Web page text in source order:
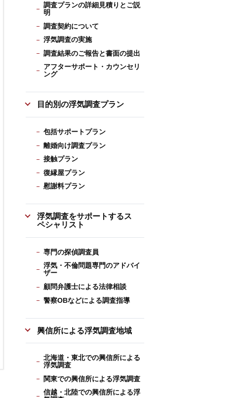
調査プランの詳細見積りとご説
明
調査契約について
浮気調査の実施
調査結果のご報告と書面の提出
アフターサポート・カウンセリ
ング
目的別の浮気調査プラン
包括サポートプラン
離婚向け調査プラン
接触プラン
復縁屋プラン
慰謝料プラン
浮気調査をサポートするス
ペシャリスト
専門の探偵調査員
浮気・不倫問題専門のアドバイ
ザー
顧問弁護士による法律相談
警察OBなどによる調査指導
興信所による浮気調査地域
北海道・東北での興信所による
浮気調査
関東での興信所による浮気調査
信越・北陸での興信所による浮